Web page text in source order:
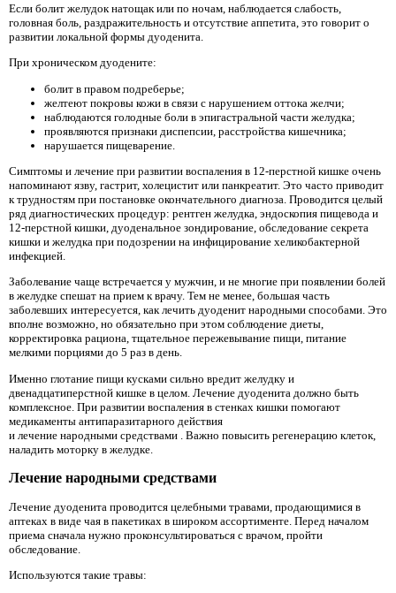
Если болит желудок натощак или по ночам, наблюдается слабость,
головная боль, раздражительность и отсутствие аппетита, это говорит о
развитии локальной формы дуоденита.
При хроническом дуодените:
болит в правом подреберье;
желтеют покровы кожи в связи с нарушением оттока желчи;
наблюдаются голодные боли в эпигастральной части желудка;
проявляются признаки диспепсии, расстройства кишечника;
нарушается пищеварение.
Симптомы и лечение при развитии воспаления в 12-перстной кишке очень
напоминают язву, гастрит, холецистит или панкреатит. Это часто приводит
к трудностям при постановке окончательного диагноза. Проводится целый
ряд диагностических процедур: рентген желудка, эндоскопия пищевода и
12-перстной кишки, дуоденальное зондирование, обследование секрета
кишки и желудка при подозрении на инфицирование хеликобактерной
инфекцией.
Заболевание чаще встречается у мужчин, и не многие при появлении болей
в желудке спешат на прием к врачу. Тем не менее, большая часть
заболевших интересуется, как лечить дуоденит народными способами. Это
вполне возможно, но обязательно при этом соблюдение диеты,
корректировка рациона, тщательное пережевывание пищи, питание
мелкими порциями до 5 раз в день.
Именно глотание пищи кусками сильно вредит желудку и
двенадцатиперстной кишке в целом. Лечение дуоденита должно быть
комплексное. При развитии воспаления в стенках кишки помогают
медикаменты антипаразитарного действия
и лечение народными средствами . Важно повысить регенерацию клеток,
наладить моторку в желудке.
Лечение народными средствами
Лечение дуоденита проводится целебными травами, продающимися в
аптеках в виде чая в пакетиках в широком ассортименте. Перед началом
приема сначала нужно проконсультироваться с врачом, пройти
обследование.
Используются такие травы: